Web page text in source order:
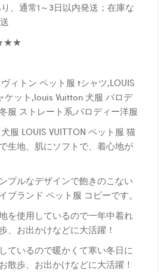
、通常1～3日以内発送；在庫な
ィトン ペット服 tシャツ,LOUIS
ケット,louis Vuitton 犬服 パロデ
服 ストレート系,パロディー洋服
服 LOUIS VUITTON ペット服 猫
生地、肌にソフトで、着心地が
プルなデザインで飽きのこない
ブランド ペット服 コピーです。
を使用しているので一年中着れ
、お出かけなどに大活躍！
ているので暖かくて寒い冬日に
散歩、お出かけなどに大活躍！